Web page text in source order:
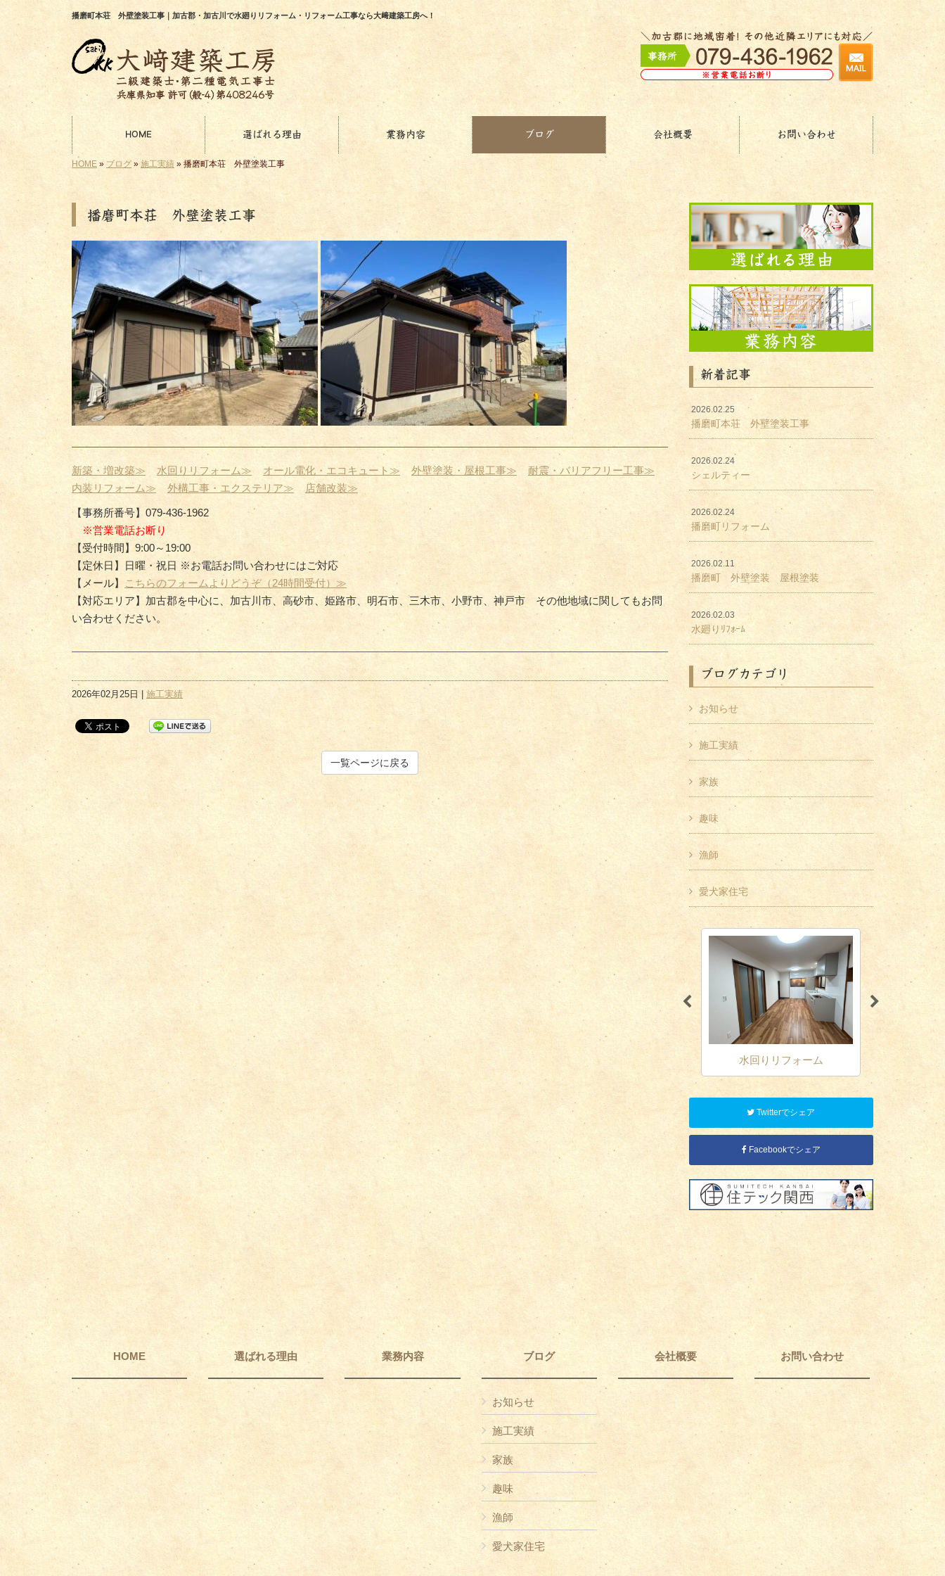
播磨町本荘 外壁塗装工事｜加古郡・加古川で水廻りリフォーム・リフォーム工事なら大﨑建築工房へ！
HOME 選ばれる理由 業務内容 ブログ 会社概要 お問い合わせ
HOME » ブログ » 施工実績 » 播磨町本荘 外壁塗装工事
播磨町本荘 外壁塗装工事
新築・増改築≫ 水回りリフォーム≫ オール電化・エコキュート≫ 外壁塗装・屋根工事≫
耐震・バリアフリー工事≫
内装リフォーム≫
外構工事・エクステリア≫ 店舗改装≫
【事務所番号】079-436-1962
※営業電話お断り
【受付時間】9:00～19:00
【定休日】日曜・祝日 ※お電話お問い合わせにはご対応
【メール】
こちらのフォームよりどうぞ（24時間受付）≫
【対応エリア】加古郡を中心に、加古川市、高砂市、姫路市、明石市、三木市、小野市、神戸市 その他地域に関してもお問
い合わせください。
2026年02月25日 | 施工実績
一覧ページに戻る
新着記事
2026.02.25
播磨町本荘 外壁塗装工事
2026.02.24
シェルティー
2026.02.24
播磨町リフォーム
2026.02.11
播磨町 外壁塗装 屋根塗装
2026.02.03
水廻りﾘﾌｫｰﾑ
ブログカテゴリ
お知らせ
施工実績
家族
趣味
漁師
愛犬家住宅
新築・増改築 水回りリフォーム オール電化
Twitterでシェア
Facebookでシェア
HOME 選ばれる理由 業務内容 ブログ
お知らせ
施工実績
家族
趣味
漁師
愛犬家住宅
会社概要 お問い合わせ